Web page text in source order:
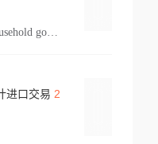
personal effect,used household goods
进口交易 2